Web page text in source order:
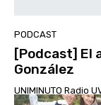
PODCAST
[Podcast] El
González
UNIMINUTO Radio